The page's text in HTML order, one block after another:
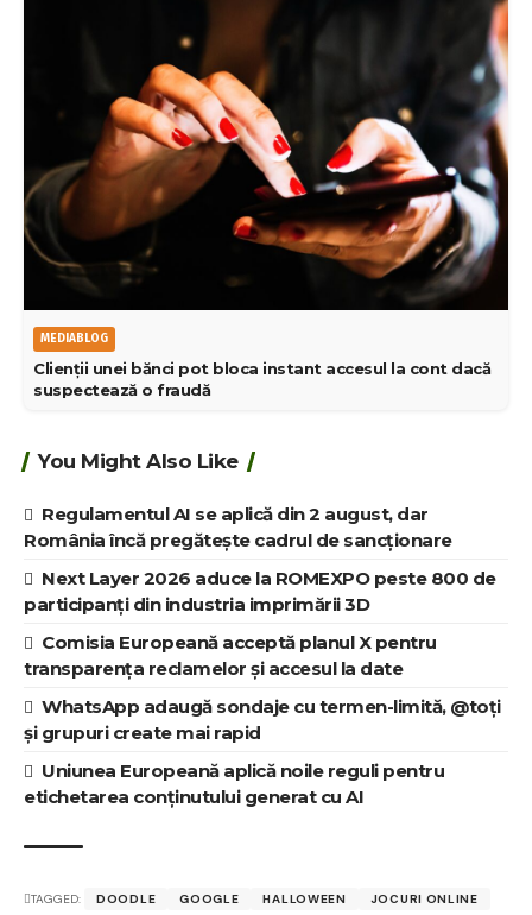
MEDIABLOG
Clienții unei bănci pot bloca instant accesul la cont dacă
suspectează o fraudă
You Might Also Like
Regulamentul AI se aplică din 2 august, dar
România încă pregătește cadrul de sancționare
Next Layer 2026 aduce la ROMEXPO peste 800 de
participanți din industria imprimării 3D
Comisia Europeană acceptă planul X pentru
transparența reclamelor și accesul la date
WhatsApp adaugă sondaje cu termen-limită, @toți
și grupuri create mai rapid
Uniunea Europeană aplică noile reguli pentru
etichetarea conținutului generat cu AI
TAGGED: DOODLE GOOGLE HALLOWEEN JOCURI ONLINE